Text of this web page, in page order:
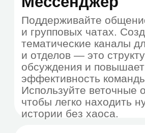
Инструменты безопасности:
защита от вирусов и спама
Доступные и понятные
тарифные планы
Соблюдение требований
законодательства РФ №152-ФЗ
Миграция без простоев
Возможность использовать
зону